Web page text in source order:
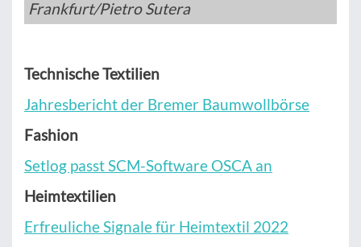
Frankfurt/Pietro Sutera
Technische Textilien
Jahresbericht der Bremer Baumwollbörse
Fashion
Setlog passt SCM-Software OSCA an
Heimtextilien
Erfreuliche Signale für Heimtextil 2022